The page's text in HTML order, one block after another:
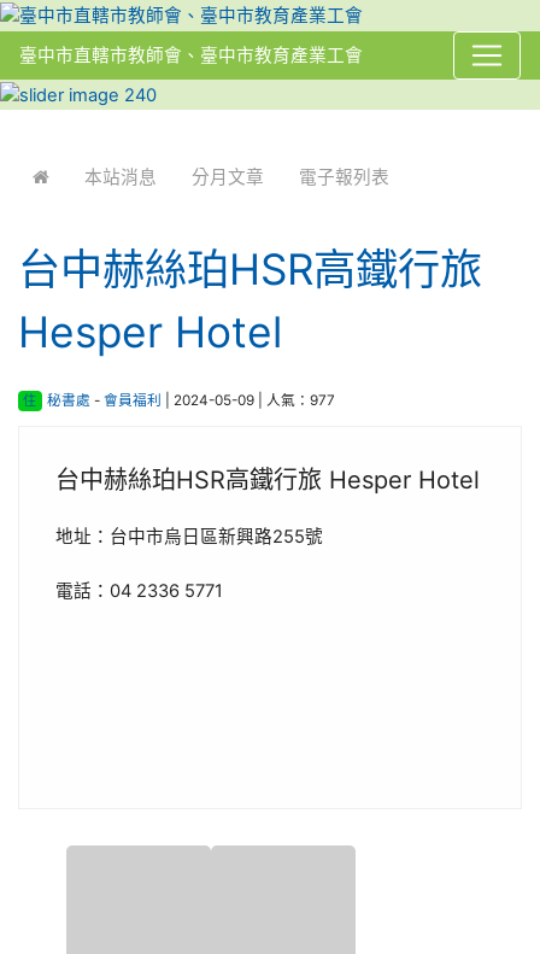
臺中市直轄市教師會、臺中市教育產業工會
本站消息 分月文章 電子報列表
台中赫絲珀HSR高鐵行旅
Hesper Hotel
住 秘書處 - 會員福利 | 2024-05-09 | 人氣：977
台中赫絲珀HSR高鐵行旅 Hesper Hotel
地址：台中市烏日區新興路255號
電話：04 2336 5771